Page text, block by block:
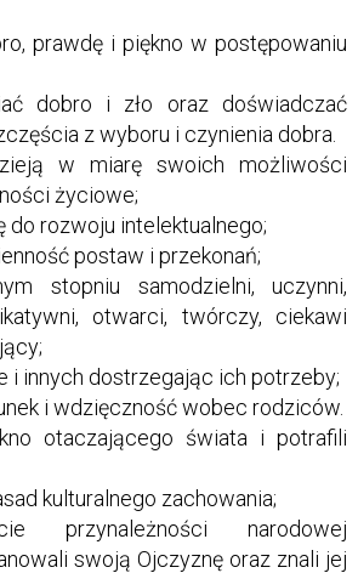
prawdę i piękno w postępowaniu
dobro i zło oraz doświadczać
z wyboru i czynienia dobra.
w miarę swoich możliwości
życiowe;
do rozwoju intelektualnego;
postaw i przekonań;
stopniu samodzielni, uczynni,
otwarci, twórczy, ciekawi
i innych dostrzegając ich potrzeby;
i wdzięczność wobec rodziców.
otaczającego świata i potrafili
kulturalnego zachowania;
przynależności narodowej
swoją Ojczyznę oraz znali jej